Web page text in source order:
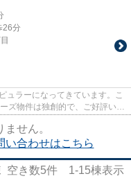
26分
ュラーになってきています。こ
ズ物件は独創的で、ご好評いた
せん。
い合わせはこちら
空き数5件 1-15棟表示